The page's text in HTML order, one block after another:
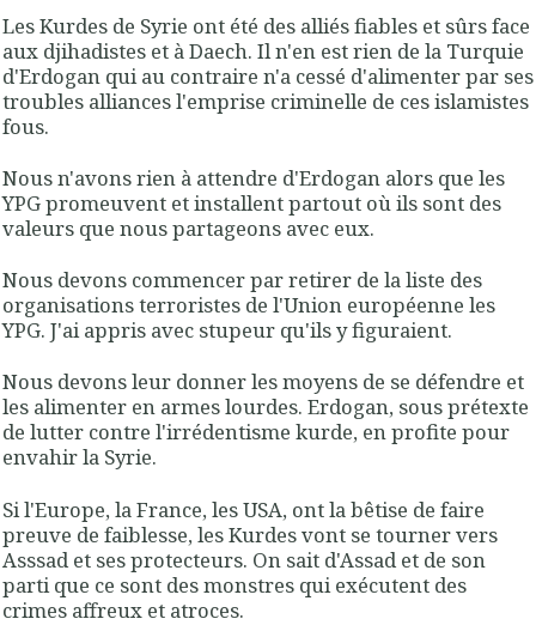
Les Kurdes de Syrie ont été des alliés fiables et sûrs face
aux djihadistes et à Daech. Il n'en est rien de la Turquie
d'Erdogan qui au contraire n'a cessé d'alimenter par ses
troubles alliances l'emprise criminelle de ces islamistes
fous.
Nous n'avons rien à attendre d'Erdogan alors que les
YPG promeuvent et installent partout où ils sont des
valeurs que nous partageons avec eux.
Nous devons commencer par retirer de la liste des
organisations terroristes de l'Union européenne les
YPG. J'ai appris avec stupeur qu'ils y figuraient.
Nous devons leur donner les moyens de se défendre et
les alimenter en armes lourdes. Erdogan, sous prétexte
de lutter contre l'irrédentisme kurde, en profite pour
envahir la Syrie.
Si l'Europe, la France, les USA, ont la bêtise de faire
preuve de faiblesse, les Kurdes vont se tourner vers
Asssad et ses protecteurs. On sait d'Assad et de son
parti que ce sont des monstres qui exécutent des
crimes affreux et atroces.